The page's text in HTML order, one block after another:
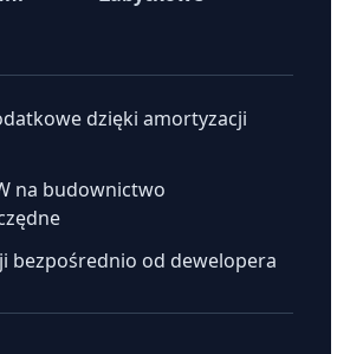
dzięki amortyzacji
na budownictwo
bezpośrednio od dewelopera